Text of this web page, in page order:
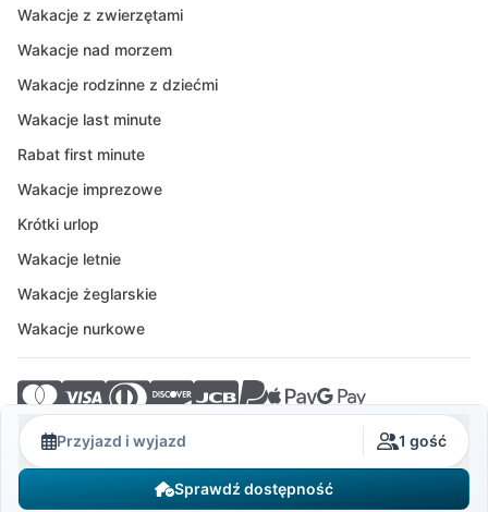
Przyjazd i wyjazd 1 gość
Sprawdź dostępność
Wakacje z zwierzętami
Wakacje nad morzem
Wakacje rodzinne z dziećmi
Wakacje last minute
Rabat first minute
Wakacje imprezowe
Krótki urlop
Wakacje letnie
Wakacje żeglarskie
Wakacje nurkowe
© 2026 Crovillas GmbH